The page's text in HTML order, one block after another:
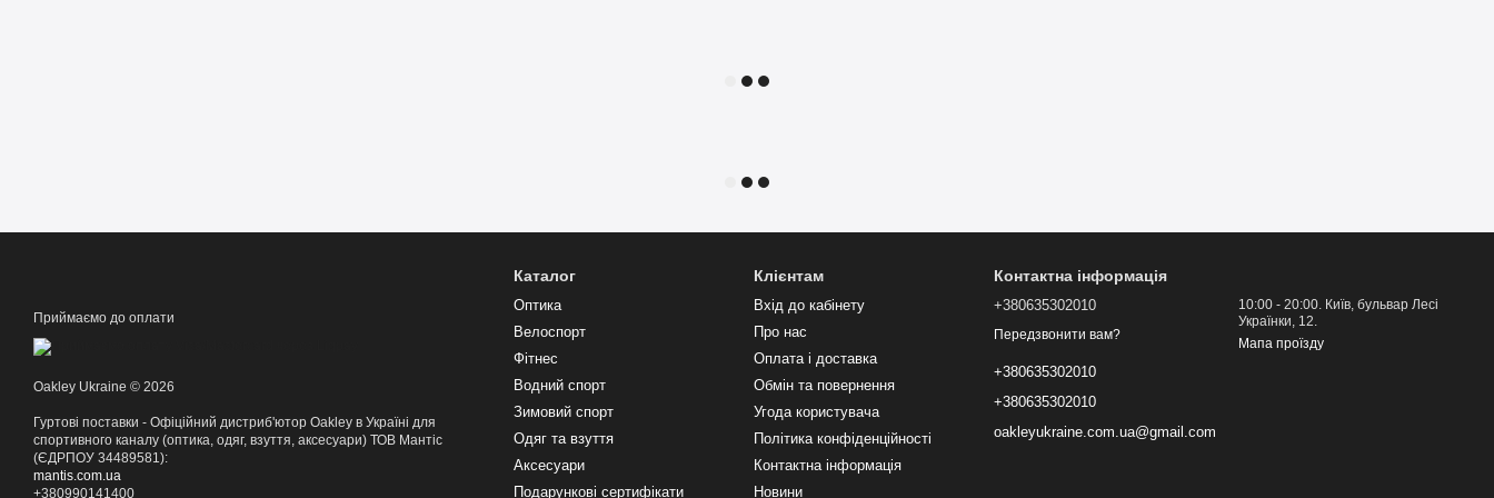
Приймаємо до оплати
Oakley Ukraine © 2026
Гуртові поставки - Офіційний дистриб'ютор Oakley в Україні для
спортивного каналу (оптика, одяг, взуття, аксесуари) ТОВ Мантіс
(ЄДРПОУ 34489581):
mantis.com.ua
+380990141400
Каталог
Оптика
Велоспорт
Фітнес
Водний спорт
Зимовий спорт
Одяг та взуття
Аксесуари
Подарункові сертифікати
Клієнтам
Вхід до кабінету
Про нас
Оплата і доставка
Обмін та повернення
Угода користувача
Політика конфіденційності
Контактна інформація
Новини
Контактна інформація
+380635302010
Передзвонити вам?
+380635302010
+380635302010
oakleyukraine.com.ua@gmail.com
10:00 - 20:00. Київ, бульвар Лесі
Українки, 12.
Мапа проїзду